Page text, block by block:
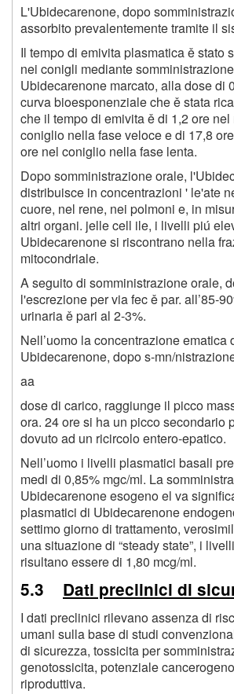
L'Ubidecarenone, dopo
assorbito prevalentemente tramite il
Il tempo di emivita plasmatica ě stato
nei conigli mediante
Ubidecarenone marcato, alla dose di
curva bioesponenziale che ě stata
che il tempo di emivita ě di 1,2 ore nel
coniglio nella fase veloce e di 17,8
ore nel coniglio nella fase lenta.
Dopo somministrazione orale,
distribuisce in concentrazioni ' le'ate
cuore, nel rene, nei polmoni e, in
altri organi. jelle cell ile, i livelli piú
Ubidecarenone si riscontrano nella
mitocondriale.
A seguito di somministrazione orale,
l'escrezione per via fec ě par. all’85-
urinaria ě pari al 2-3%.
Nell’uomo la concentrazione ematica
Ubidecarenone, dopo s-mn/
aa
dose di carico, raggiunge il picco
ora. 24 ore si ha un picco secondario
dovuto ad un ricircolo entero-epatico.
Nell’uomo i livelli plasmatici basali
medi di 0,85% mgc/ml. La
Ubidecarenone esogeno el va
plasmatici di Ubidecarenone
settimo giorno di trattamento,
una situazione di “steady state”, i
risultano essere di 1,80 mcg/ml.
5.3 Dati preclinici di
I dati preclinici rilevano assenza di
umani sulla base di studi
di sicurezza, tossicita per
genotossicita, potenziale
riproduttiva.